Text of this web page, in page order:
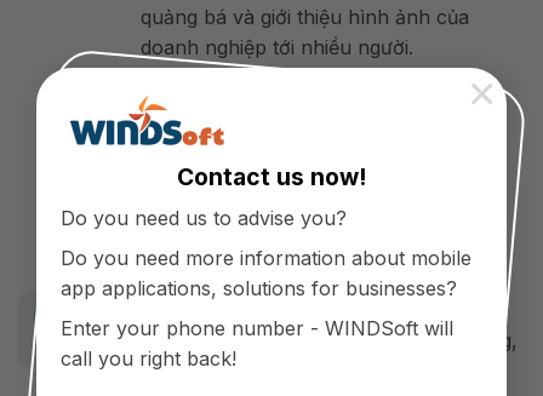
Contact us now!
Do you need us to advise you?
Do you need more information about mobile
app applications, solutions for businesses?
Enter your phone number - WINDSoft will
call you right back!
×
quảng bá và giới thiệu hình ảnh của
doanh nghiệp tới nhiều người.
Truy xuất thông tin kế toán tức thời,
nhanh chóng, hiệu quả.
nghiệm khách hàng.
Đối với cá nhân sử dụng
Nắm bắt thông tin kế toán nhanh chóng,
chính xác trên thị trường.